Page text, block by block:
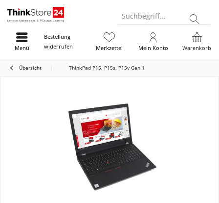
Suchbegriff...
Bestellung
widerrufen
Warenkorb
Merkzettel Mein Konto
Menü
Übersicht ThinkPad P15, P15s, P15v Gen 1